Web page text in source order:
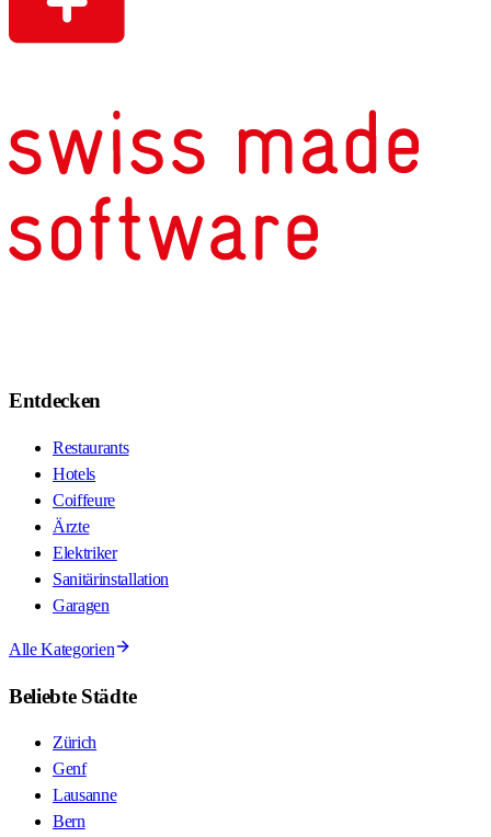
Entdecken
Restaurants
Hotels
Coiffeure
Ärzte
Elektriker
Sanitärinstallation
Garagen
Alle Kategorien
Beliebte Städte
Zürich
Genf
Lausanne
Bern